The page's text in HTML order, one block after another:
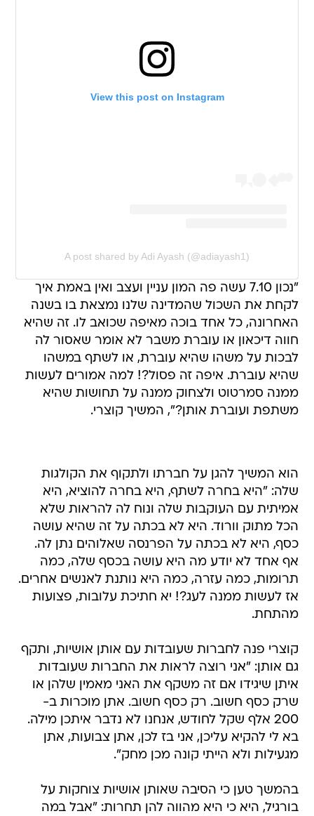
View this post on Instagram
"נכון 7.10 עשה פה המון עניין ועצב ואין באמת איך
האחרונה, כל אחד בוכה מאיפה שכואב לו. זה שהיא
חווה דיכאון או עוברת משבר לא אומר שאסור לה
לבכות על משהו שהיא עוברת, או לשתף במשהו
שהיא עוברת. איפה זה פסול?! למה אמורים לעשות
ממנה סמרטוט ולצחוק ממנה על תחושות שהיא
משתפת ועוברת אותן?", המשיך קוצרי.
אמיתית עם העוקבות שלה ונוח לה להראות שלא
הכל מתוק וורוד. היא לא בכתה על זה שהיא עושה
כסף, היא לא בכתה על הפרנסה שאלוהים נתן לה.
אף אחד לא יודע מה היא עושה בכסף שלה, כמה
תרומות, כמה עזרה, כמה היא נותנת לאנשים אחרים.
אז לעשות ממנה לעג?! יא חתיכת עלובות, פצועות
מהתחת.
קוצרי פנה לחברות שעובדות עם אותן אושיות, ותקף
איתן שיגידו אם זה משקף את האני מאמין שלהן או
שרק כסף חשוב. רק כסף חשוב. אתן מוכרות ב-
200 אלף שקל לחודש, אנחנו לא נדבר איתכן מילה.
בא לי להקיא עליכן, אני בז לכן, אתן צבועות, אתן
מגעילות ולא הייתי קונה מכן מחק".
בהמשך טען כי הסיבה שאותן אושיות צוחקות על
אנחנו הכי טובים? בלרחם. אם ספיר הייתה עושה
לעצמה משהו חס וחלילה, כולן היו כותבות 'איזה